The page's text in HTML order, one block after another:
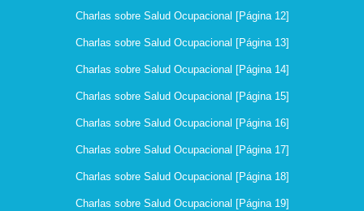
Charlas sobre Salud Ocupacional [Página 12]
Charlas sobre Salud Ocupacional [Página 13]
Charlas sobre Salud Ocupacional [Página 14]
Charlas sobre Salud Ocupacional [Página 15]
Charlas sobre Salud Ocupacional [Página 16]
Charlas sobre Salud Ocupacional [Página 17]
Charlas sobre Salud Ocupacional [Página 18]
Charlas sobre Salud Ocupacional [Página 19]